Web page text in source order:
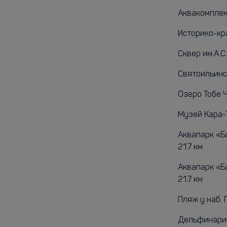
Историко-
Сквер
Озеро Тобе
Музей Кара-
Аквапарк
21.7 км
Аквапарк
21.7 км
Пляж у наб.